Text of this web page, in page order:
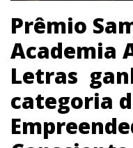
Prêmio
Academia
Letras
categoria